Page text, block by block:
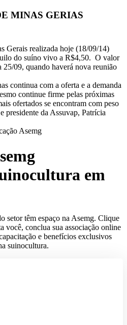
MINAS GERIAS
Gerais realizada hoje (18/09/14)
do suíno vivo a R$4,50. O valor
09, quando haverá nova reunião
continua com a oferta e a demanda
continue firme pelas próximas
ofertados se encontram com peso
presidente da Assuvap, Patrícia
Asemg
em
setor têm espaço na Asemg. Clique
você, conclua sua associação online
e benefícios exclusivos
suinocultura.